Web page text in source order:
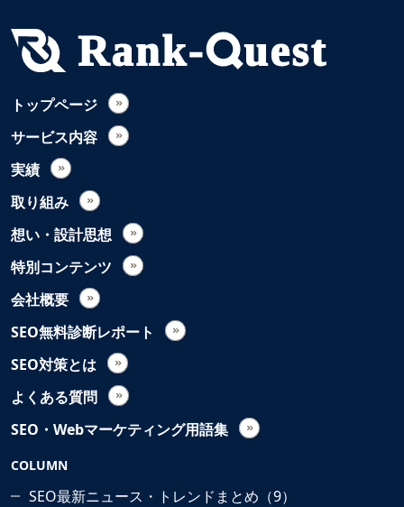
トップページ
サービス内容
実績
取り組み
想い・設計思想
特別コンテンツ
会社概要
SEO無料診断レポート
SEO対策とは
よくある質問
SEO・Webマーケティング用語集
COLUMN
SEO最新ニュース・トレンドまとめ（9）